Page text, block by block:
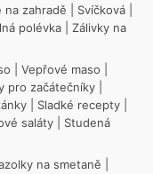
na zahradě Svíčková
polévka
Zálivky na
Vepřové maso
pro začátečníky
Sladké recepty
saláty
Studená
na smetaně